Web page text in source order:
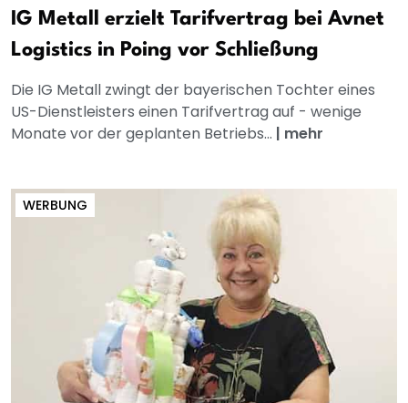
IG Metall erzielt Tarifvertrag bei Avnet
Logistics in Poing vor Schließung
Die IG Metall zwingt der bayerischen Tochter eines
US-Dienstleisters einen Tarifvertrag auf - wenige
Monate vor der geplanten Betriebs... | mehr
WERBUNG